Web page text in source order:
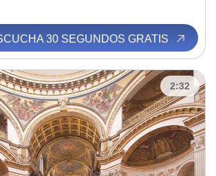
30 SEGUNDOS GRATIS
2:32